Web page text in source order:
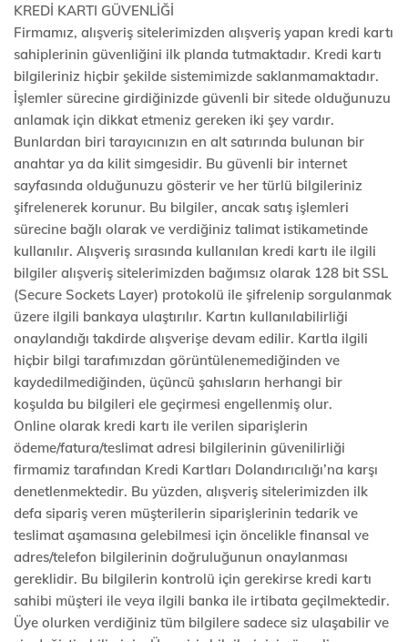
KREDİ KARTI GÜVENLİĞİ
Firmamız, alışveriş sitelerimizden alışveriş yapan kredi kartı
sahiplerinin güvenliğini ilk planda tutmaktadır. Kredi kartı
bilgileriniz hiçbir şekilde sistemimizde saklanmamaktadır.
İşlemler sürecine girdiğinizde güvenli bir sitede olduğunuzu
anlamak için dikkat etmeniz gereken iki şey vardır.
Bunlardan biri tarayıcınızın en alt satırında bulunan bir
anahtar ya da kilit simgesidir. Bu güvenli bir internet
sayfasında olduğunuzu gösterir ve her türlü bilgileriniz
şifrelenerek korunur. Bu bilgiler, ancak satış işlemleri
sürecine bağlı olarak ve verdiğiniz talimat istikametinde
kullanılır. Alışveriş sırasında kullanılan kredi kartı ile ilgili
bilgiler alışveriş sitelerimizden bağımsız olarak 128 bit SSL
(Secure Sockets Layer) protokolü ile şifrelenip sorgulanmak
üzere ilgili bankaya ulaştırılır. Kartın kullanılabilirliği
onaylandığı takdirde alışverişe devam edilir. Kartla ilgili
hiçbir bilgi tarafımızdan görüntülenemediğinden ve
kaydedilmediğinden, üçüncü şahısların herhangi bir
koşulda bu bilgileri ele geçirmesi engellenmiş olur.
Online olarak kredi kartı ile verilen siparişlerin
ödeme/fatura/teslimat adresi bilgilerinin güvenilirliği
firmamiz tarafından Kredi Kartları Dolandırıcılığı’na karşı
denetlenmektedir. Bu yüzden, alışveriş sitelerimizden ilk
defa sipariş veren müşterilerin siparişlerinin tedarik ve
teslimat aşamasına gelebilmesi için öncelikle finansal ve
adres/telefon bilgilerinin doğruluğunun onaylanması
gereklidir. Bu bilgilerin kontrolü için gerekirse kredi kartı
sahibi müşteri ile veya ilgili banka ile irtibata geçilmektedir.
Üye olurken verdiğiniz tüm bilgilere sadece siz ulaşabilir ve